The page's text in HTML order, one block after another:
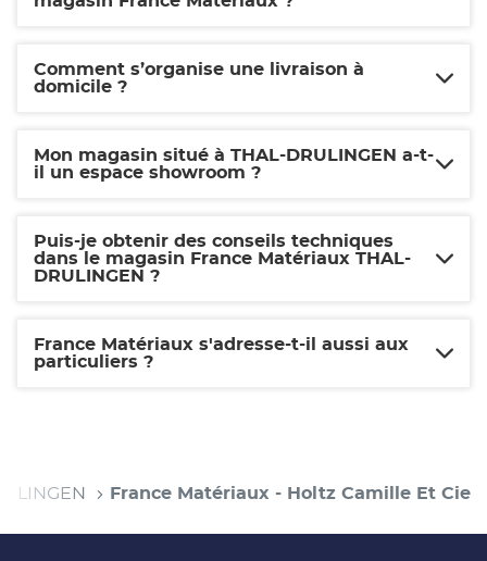
Comment s’organise une livraison à
domicile ?
Mon magasin situé à THAL-DRULINGEN a-t-
il un espace showroom ?
Puis-je obtenir des conseils techniques
dans le magasin France Matériaux THAL-
DRULINGEN ?
France Matériaux s'adresse-t-il aussi aux
particuliers ?
France Matériaux - Holtz Camille Et Cie